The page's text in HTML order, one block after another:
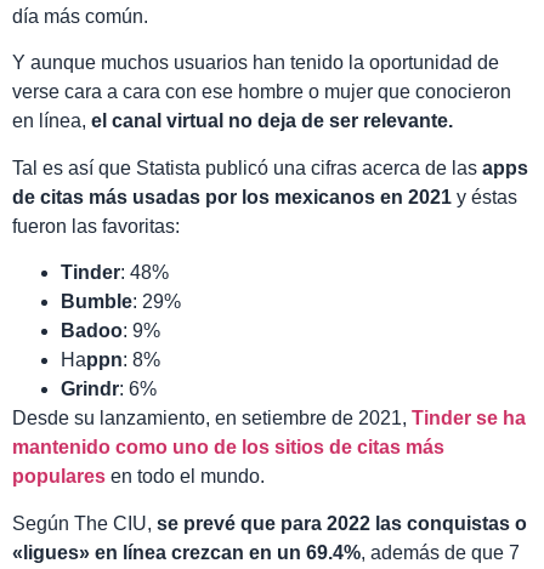
día más común.
Y aunque muchos usuarios han tenido la oportunidad de
verse cara a cara con ese hombre o mujer que conocieron
en línea, el canal virtual no deja de ser relevante.
Tal es así que Statista publicó una cifras acerca de las apps
de citas más usadas por los mexicanos en 2021 y éstas
fueron las favoritas:
Tinder: 48%
Bumble: 29%
Badoo: 9%
Happn: 8%
Grindr: 6%
Desde su lanzamiento, en setiembre de 2021, Tinder se ha
mantenido como uno de los sitios de citas más
populares en todo el mundo.
Según The CIU, se prevé que para 2022 las conquistas o
«ligues» en línea crezcan en un 69.4%, además de que 7